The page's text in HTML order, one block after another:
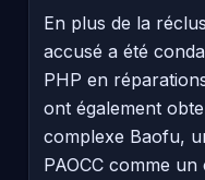
En plus de la
accusé a été
PHP en
ont également
complexe Baofu,
PAOCC comme